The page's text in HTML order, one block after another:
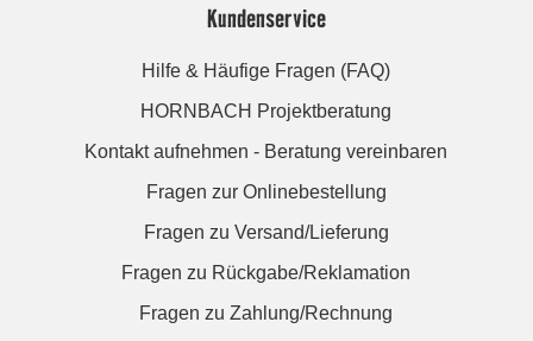
Kundenservice
Hilfe & Häufige Fragen (FAQ)
HORNBACH Projektberatung
Kontakt aufnehmen - Beratung vereinbaren
Fragen zur Onlinebestellung
Fragen zu Versand/Lieferung
Fragen zu Rückgabe/Reklamation
Fragen zu Zahlung/Rechnung